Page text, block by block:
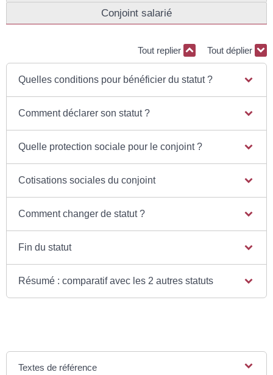
Conjoint salarié
Tout replier Tout déplier
Quelles conditions pour bénéficier du statut ?
Comment déclarer son statut ?
Quelle protection sociale pour le conjoint ?
Cotisations sociales du conjoint
Comment changer de statut ?
Fin du statut
Résumé : comparatif avec les 2 autres statuts
Textes de référence